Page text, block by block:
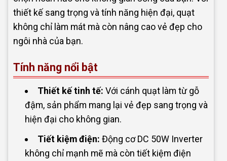
thiết kế sang trọng và tính năng hiện đại, quạt
không chỉ làm mát mà còn nâng cao vẻ đẹp cho
ngôi nhà của bạn.
Tính năng nổi bật
Thiết kế tinh tế: Với cánh quạt làm từ gỗ
đậm, sản phẩm mang lại vẻ đẹp sang trọng và
hiện đại cho không gian.
Tiết kiệm điện: Động cơ DC 50W Inverter
không chỉ mạnh mẽ mà còn tiết kiệm điện